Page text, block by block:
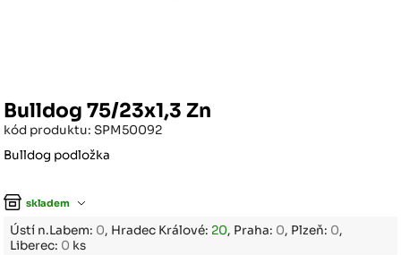
Bulldog 75/23x1,3 Zn
kód produktu: SPM50092
Bulldog podložka
skladem
Ústí n.Labem: 0, Hradec Králové: 20, Praha: 0, Plzeň: 0,
Liberec: 0 ks